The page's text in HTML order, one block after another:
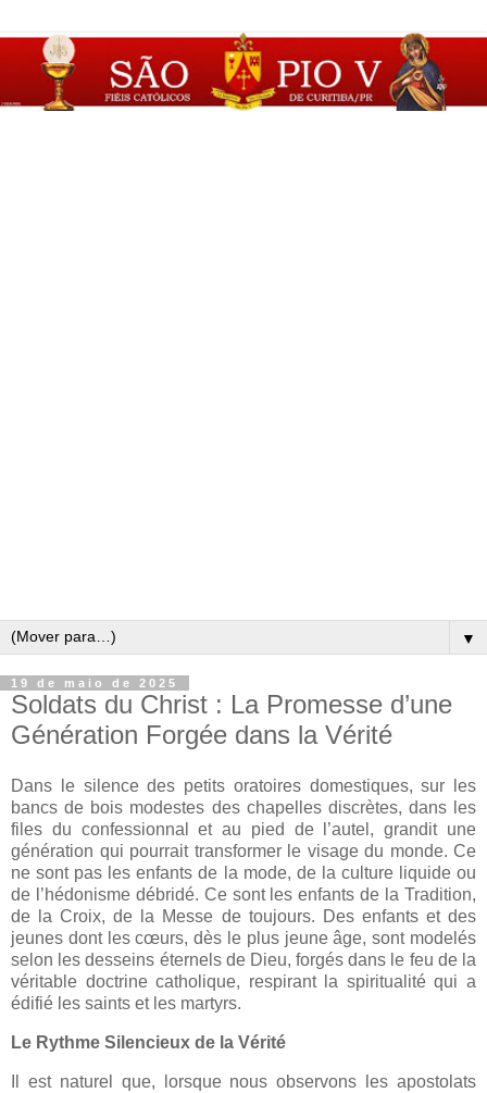
▼
19 de maio de 2025
Soldats du Christ : La Promesse d’une
Génération Forgée dans la Vérité
Dans le silence des petits oratoires domestiques, sur les
bancs de bois modestes des chapelles discrètes, dans les
files du confessionnal et au pied de l’autel, grandit une
génération qui pourrait transformer le visage du monde. Ce
ne sont pas les enfants de la mode, de la culture liquide ou
de l’hédonisme débridé. Ce sont les enfants de la Tradition,
de la Croix, de la Messe de toujours. Des enfants et des
jeunes dont les cœurs, dès le plus jeune âge, sont modelés
selon les desseins éternels de Dieu, forgés dans le feu de la
véritable doctrine catholique, respirant la spiritualité qui a
édifié les saints et les martyrs.
Le Rythme Silencieux de la Vérité
Il est naturel que, lorsque nous observons les apostolats